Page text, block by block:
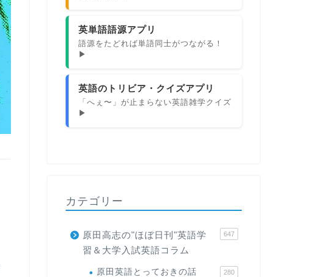
英単語語源アプリ
語源をたどれば単語同士がつながる！
▶
英語のトリビア・クイズアプリ
「へぇ〜」が止まらない英語雑学クイズ
▶
カテゴリー
原田高志の"ほぼ日刊"英語学
習＆大学入試英語コラム
647
原田英語とっておきの話 280